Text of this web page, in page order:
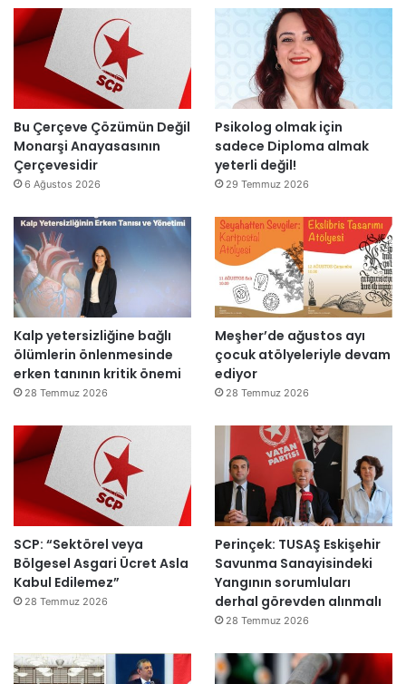
d
i
”
l
l
a
s
o
n
r
a
y
n
i
d
n
a
ç
ı
l
d
Bu Çerçeve Çözümün Değil
Monarşi Anayasasının
Çerçevesidir
6 Ağustos 2026
Psikolog olmak için
sadece Diploma almak
yeterli değil!
29 Temmuz 2026
Kalp yetersizliğine bağlı
ölümlerin önlenmesinde
erken tanının kritik önemi
28 Temmuz 2026
Meşher’de ağustos ayı
çocuk atölyeleriyle devam
ediyor
28 Temmuz 2026
SCP: “Sektörel veya
Bölgesel Asgari Ücret Asla
Kabul Edilemez”
28 Temmuz 2026
Perinçek: TUSAŞ Eskişehir
Savunma Sanayisindeki
Yangının sorumluları
derhal görevden alınmalı
28 Temmuz 2026